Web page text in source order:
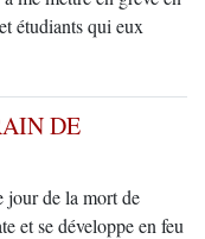
étudiants qui eux
DE
jour de la mort de
et se développe en feu